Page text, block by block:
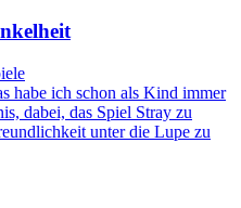
habe ich schon als Kind immer
dabei, das Spiel Stray zu
unter die Lupe zu